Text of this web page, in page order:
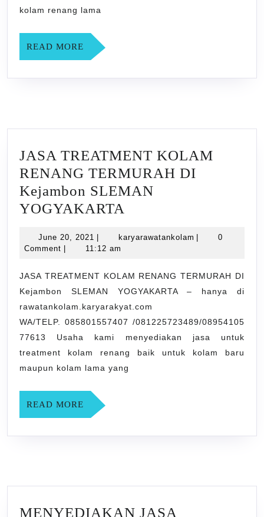
kolam renang lama
READ MORE READ
MORE
JASA TREATMENT KOLAM
RENANG TERMURAH DI
Kejambon SLEMAN
YOGYAKARTA
KOLAM
TERMURAH
DI
Kejambon
SLEMAN
YOGYAKARTA
June 20, 2021 June
20,
| karyarawatankolam |
0
Comment | 11:12 am
JASA TREATMENT KOLAM RENANG TERMURAH DI
Kejambon SLEMAN YOGYAKARTA – hanya di
rawatankolam.karyarakyat.com
WA/TELP. 085801557407 /081225723489/08954105
77613 Usaha kami menyediakan jasa untuk
treatment kolam renang baik untuk kolam baru
maupun kolam lama yang
READ MORE READ
MORE
MENYEDIAKAN JASA